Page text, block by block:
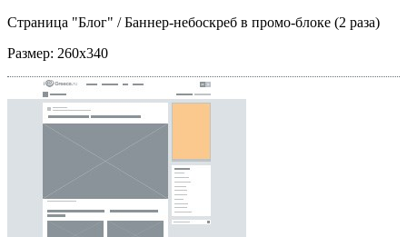
Страница "Блог" / Баннер-небоскреб в промо-блоке (2 раза)
Размер: 260x340